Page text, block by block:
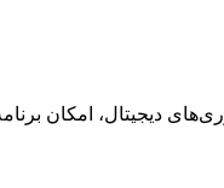
دیجیتال، امکان